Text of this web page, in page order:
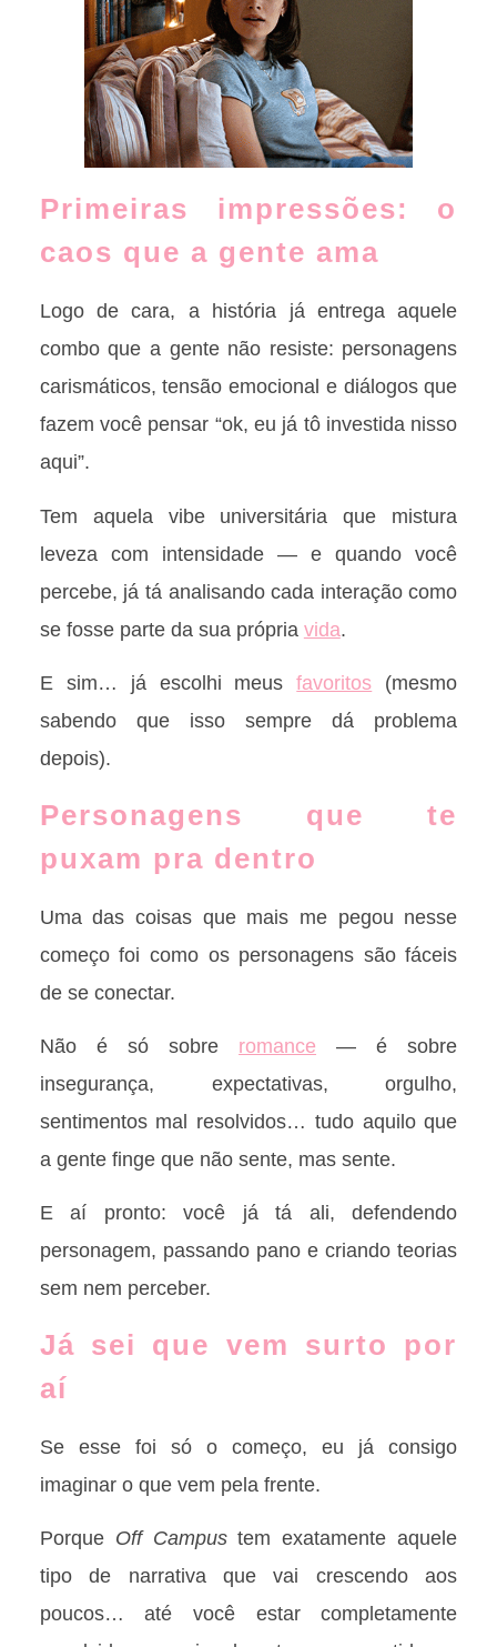
Primeiras impressões: o
caos que a gente ama
Logo de cara, a história já entrega aquele
combo que a gente não resiste: personagens
carismáticos, tensão emocional e diálogos que
fazem você pensar “ok, eu já tô investida nisso
aqui”.
Tem aquela vibe universitária que mistura
leveza com intensidade — e quando você
percebe, já tá analisando cada interação como
se fosse parte da sua própria vida.
E sim… já escolhi meusfavoritos (mesmo
sabendo que isso sempre dá problema
depois).
Personagens que te
puxam pra dentro
Uma das coisas que mais me pegou nesse
começo foi como os personagens são fáceis
de se conectar.
Não é só sobre romance — é sobre
insegurança, expectativas, orgulho,
sentimentos mal resolvidos… tudo aquilo que
a gente finge que não sente, mas sente.
E aí pronto: você já tá ali, defendendo
personagem, passando pano e criando teorias
sem nem perceber.
Já sei que vem surto por
aí
Se esse foi só o começo, eu já consigo
imaginar o que vem pela frente.
Porque Off Campustem exatamente aquele
tipo de narrativa que vai crescendo aos
poucos… até você estar completamente